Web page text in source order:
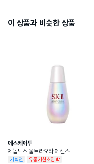
화장품제조업자및화장품책임판매업자
이 상품과 비슷한 상품
에스케이투
제놉틱스 울트라오라 에센스
기획전 유통기한초임박